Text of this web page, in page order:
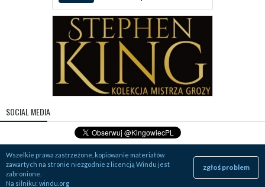
SOCIAL MEDIA
zgłoś problem
Wszelkie prawa zastrzeżone, kopiowanie materiałów
zawartych na stronie niezgodnie z licencją Windu jest
zabronione.
Na silniku: windu.org